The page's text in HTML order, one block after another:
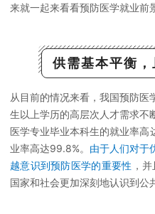
来就一起来看看预防医学就业前
供需基本平衡
从目前的情况来看，我国预防
生以上学历的高层次人才需求不
医学专业毕业本科生的就业率
业率高达99.8%。 由于人们对于
越意识到预防医学的重要性 ，
国家和社会更加深刻地认识到公